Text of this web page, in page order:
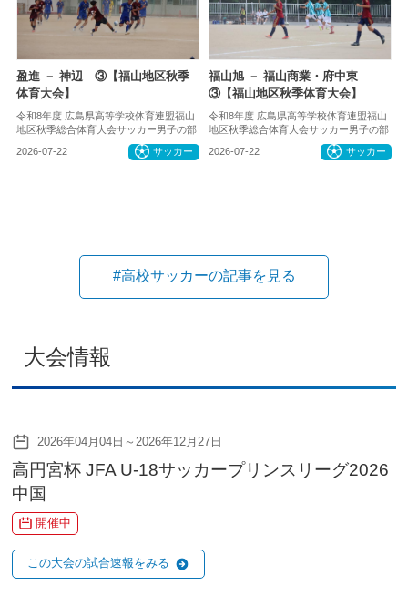
盈進 － 神辺 ③【福山地区秋季
体育大会】
令和8年度 広島県高等学校体育連盟福山
地区秋季総合体育大会サッカー男子の部
2026-07-22 サッカー
福山旭 － 福山商業・府中東
③【福山地区秋季体育大会】
令和8年度 広島県高等学校体育連盟福山
地区秋季総合体育大会サッカー男子の部
2026-07-22 サッカー
#高校サッカーの記事を見る
大会情報
2026年04月04日～2026年12月27日
高円宮杯 JFA U-18サッカープリンスリーグ2026
中国
開催中
この大会の試合速報をみる